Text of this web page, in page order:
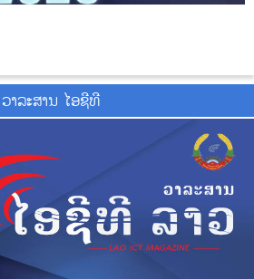
ວາ​ລະ​ສານ ໄອ​ຊີ​ທີ